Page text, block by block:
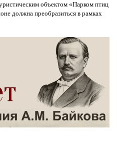
объектом «Парком птиц
должна преобразиться в рамках